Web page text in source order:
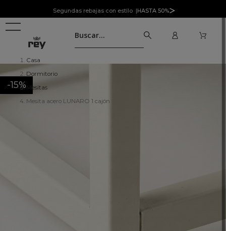
Segundas rebajas con estilo |HASTA 50%
Casa
Dormitorio
Mesitas
Mesita acero LUNARO 1 cajón
-15%